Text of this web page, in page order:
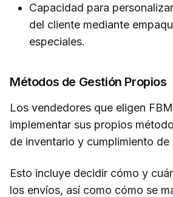
Capacidad para
del cliente mediante
especiales.
Métodos de Gestión Propios
Los vendedores que eligen
implementar sus propios
de inventario y cumplimiento de
Esto incluye decidir cómo y
los envíos, así como cómo se